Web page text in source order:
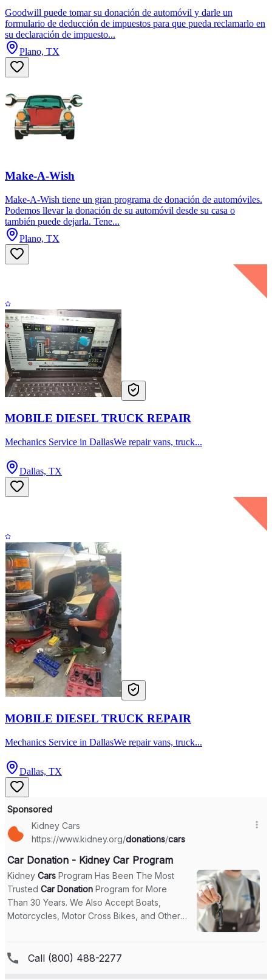
Goodwill puede tomar su donación de automóvil y darle un
formulario de deducción de impuestos para que pueda reclamarlo en
su declaración de impuesto...
Plano, TX
Make-A-Wish
Make-A-Wish tiene un gran programa de donación de automóviles.
Podemos llevar la donación de su automóvil desde su casa o
también puede dejarla. Tene...
Plano, TX
MOBILE DIESEL TRUCK REPAIR
Mechanics Service in DallasWe repair vans, truck...
Dallas, TX
MOBILE DIESEL TRUCK REPAIR
Mechanics Service in DallasWe repair vans, truck...
Dallas, TX